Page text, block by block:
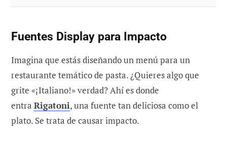
Fuentes Display para Impacto
Imagina que estás diseñando un menú para un
restaurante temático de pasta. ¿Quieres algo que
grite «¡Italiano!» verdad? Ahí es donde
entra Rigatoni, una fuente tan deliciosa como el
plato. Se trata de causar impacto.